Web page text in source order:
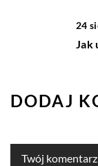
24
Jak
DODAJ